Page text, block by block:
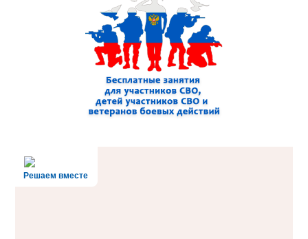
Решаем вместе